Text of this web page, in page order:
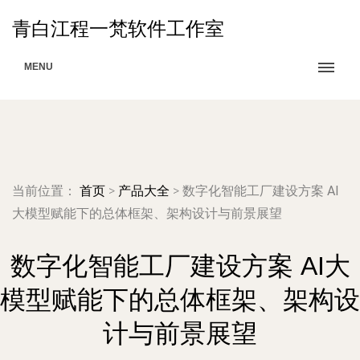
青白江程一梵软件工作室
MENU
当前位置： 首页 > 产品大全 > 数字化智能工厂建设方案 AI
大模型赋能下的总体框架、架构设计与前景展望
数字化智能工厂建设方案 AI大
模型赋能下的总体框架、架构设
计与前景展望